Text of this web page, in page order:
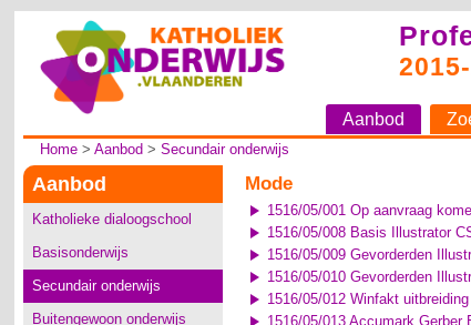
Aanbod
Home >Aanbod >Secundair onderwijs
Aanbod
Katholieke dialoogschool
Basisonderwijs
Secundair onderwijs
Buitengewoon onderwijs
Mode
1516/05/001 Op aanvraag
1516/05/008 Basis Illustrator
1516/05/009 Gevorderden
1516/05/010 Gevorderden
1516/05/012 Winfakt uitbreiding
1516/05/013 Accumark Gerber